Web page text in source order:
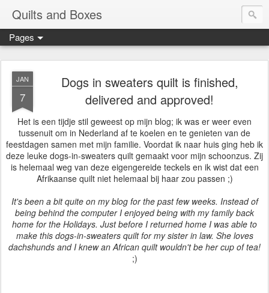
Quilts and Boxes
Pages
JAN
7
Dogs in sweaters quilt is finished,
delivered and approved!
Het is een tijdje stil geweest op mijn blog; ik was er weer even
tussenuit om in Nederland af te koelen en te genieten van de
feestdagen samen met mijn familie. Voordat ik naar huis ging heb ik
deze leuke dogs-in-sweaters quilt gemaakt voor mijn schoonzus. Zij
is helemaal weg van deze eigengereide teckels en ik wist dat een
Afrikaanse quilt niet helemaal bij haar zou passen ;)
It's been a bit quite on my blog for the past few weeks. Instead of
being behind the computer I enjoyed being with my family back
home for the Holidays. Just before I returned home I was able to
make this dogs-in-sweaters quilt for my sister in law. She loves
dachshunds and I knew an African quilt wouldn't be her cup of tea!
;)